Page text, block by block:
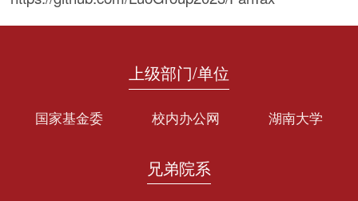
上级部门/单位
国家基金委 校内办公网 湖南大学
兄弟院系